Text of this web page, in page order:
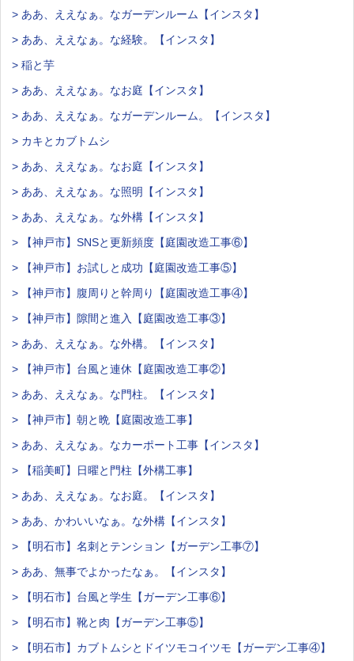
> ああ、ええなぁ。なガーデンルーム【インスタ】
> ああ、ええなぁ。な経験。【インスタ】
> 稲と芋
> ああ、ええなぁ。なお庭【インスタ】
> ああ、ええなぁ。なガーデンルーム。【インスタ】
> カキとカブトムシ
> ああ、ええなぁ。なお庭【インスタ】
> ああ、ええなぁ。な照明【インスタ】
> ああ、ええなぁ。な外構【インスタ】
> 【神戸市】SNSと更新頻度【庭園改造工事⑥】
> 【神戸市】お試しと成功【庭園改造工事⑤】
> 【神戸市】腹周りと幹周り【庭園改造工事④】
> 【神戸市】隙間と進入【庭園改造工事③】
> ああ、ええなぁ。な外構。【インスタ】
> 【神戸市】台風と連休【庭園改造工事②】
> ああ、ええなぁ。な門柱。【インスタ】
> 【神戸市】朝と晩【庭園改造工事】
> ああ、ええなぁ。なカーポート工事【インスタ】
> 【稲美町】日曜と門柱【外構工事】
> ああ、ええなぁ。なお庭。【インスタ】
> ああ、かわいいなぁ。な外構【インスタ】
> 【明石市】名刺とテンション【ガーデン工事⑦】
> ああ、無事でよかったなぁ。【インスタ】
> 【明石市】台風と学生【ガーデン工事⑥】
> 【明石市】靴と肉【ガーデン工事⑤】
> 【明石市】カブトムシとドイツモコイツモ【ガーデン工事④】